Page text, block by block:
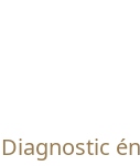
Diagnostic